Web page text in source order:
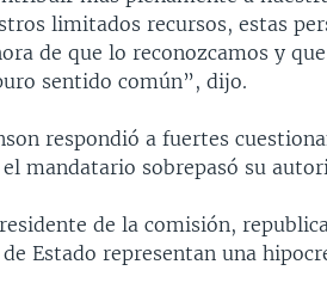
limitados recursos, estas
de que lo reconozcamos y
sentido común”, dijo.
respondió a fuertes
mandatario sobrepasó su
de la comisión,
Estado representan una